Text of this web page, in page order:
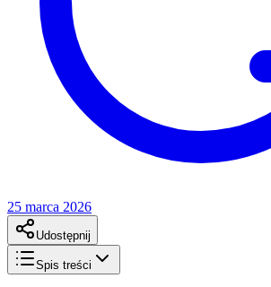
25 marca 2026
Udostępnij
Spis treści